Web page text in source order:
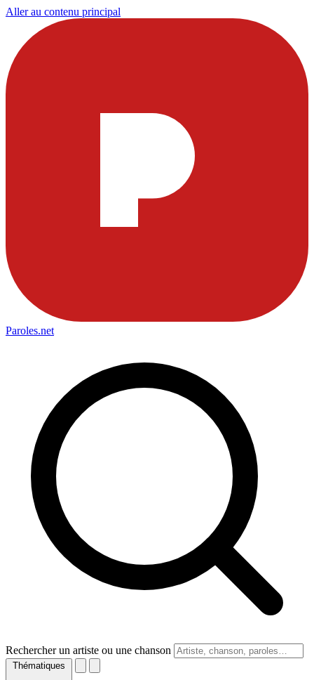
Aller au contenu principal
Paroles.net
Rechercher un artiste ou une chanson
Thématiques